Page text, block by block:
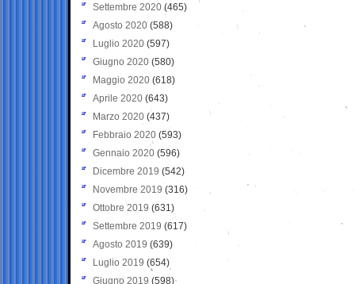
Settembre 2020(465)
Agosto 2020 (588)
Luglio 2020 (597)
Giugno 2020 (580)
Maggio 2020 (618)
Aprile 2020 (643)
Marzo 2020 (437)
Febbraio 2020 (593)
Gennaio 2020 (596)
Dicembre 2019 (542)
Novembre 2019 (316)
Ottobre 2019 (631)
Settembre 2019 (617)
Agosto 2019 (639)
Luglio 2019 (654)
Giugno 2019 (598)